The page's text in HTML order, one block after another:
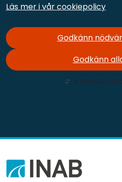
Läs mer i vår cookiepolicy
Godkänn
Godkänn